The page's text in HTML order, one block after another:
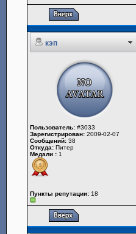
кэп
Пользователь: #3033
Зарегистрирован: 2009-02-07
Сообщений: 38
Откуда: Питер
Медали : 1
Пункты репутации: 18